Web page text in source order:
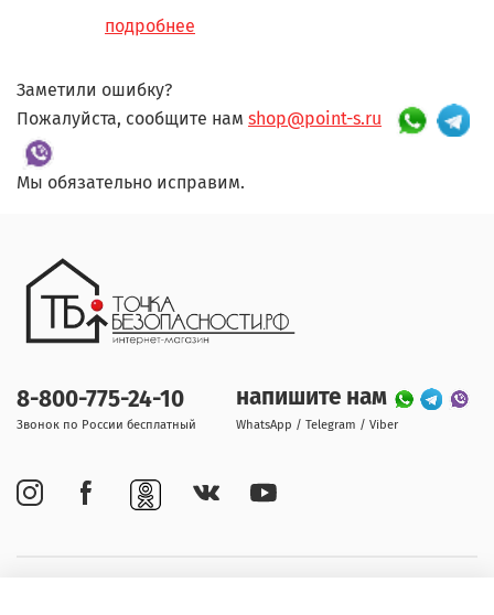
подробнее
Заметили ошибку?
Пожалуйста, сообщите нам shop@point-s.ru
Мы обязательно исправим.
8-800-775-24-10
Звонок по России бесплатный
напишите нам
WhatsApp / Telegram / Viber